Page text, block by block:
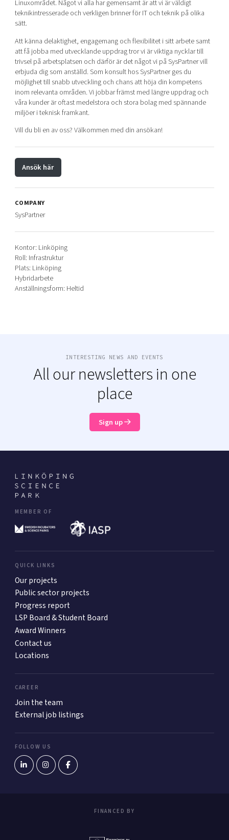
Linuxområdet. Något vi alla har gemensamt är att vi är väldigt
teknikintresserade och verkligen brinner för IT och teknik på olika
sätt.
Att känna delaktighet, engagemang och flexibilitet i sitt arbete samt
att få jobba med utvecklande uppdrag tror vi är viktiga nycklar till
trivsel på arbetsplatsen och därför är det något vi på SysPartner vill
erbjuda dig som anställd. Som konsult hos SysPartner ges du
möjlighet till snabb utveckling och chans att höja din kompetens
inom relevanta områden. Vi jobbar främst med längre uppdrag och
våra kunder är oftast medelstora och stora bolag med spännande
miljöer i teknisk framkant.
Vill du bli en av oss? Välkommen med din ansökan!
Ansök här
COMPANY
SysPartner
Kontor: Linköping
Roll: Infrastruktur
Plats: Linköping
Hybridarbete
Anställningsform: Heltid
INTERESTING NEWS AND EVENTS
All our newsletters in one
place
Sign up
MEMBER OF
QUICK LINKS
Our projects
Public sector projects
Progress report
LSP Board & Student Board
Award Winners
Contact us
Locations
CAREER
Join the team
External job listings
FOLLOW US
FINANCED BY